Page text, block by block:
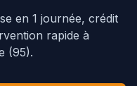
en 1 journée, crédit
rapide à
(95).